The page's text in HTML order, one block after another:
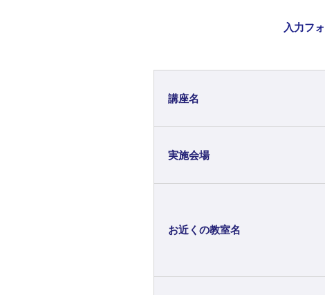
入力フ
講座名
実施会場
お近くの教室名